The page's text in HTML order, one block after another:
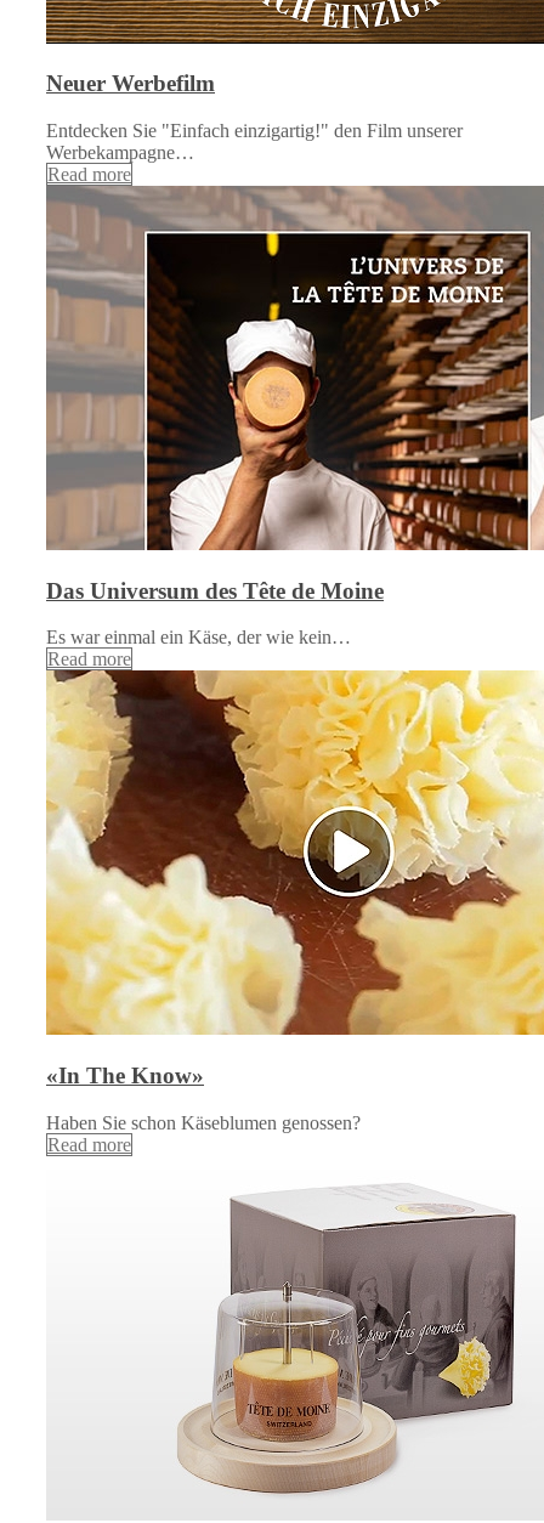
Neuer Werbefilm
Entdecken Sie "Einfach einzigartig!" den Film unserer
Werbekampagne…
Read more
Das Universum des Tête de Moine
Es war einmal ein Käse, der wie kein…
Read more
«In The Know»
Haben Sie schon Käseblumen genossen?
Read more